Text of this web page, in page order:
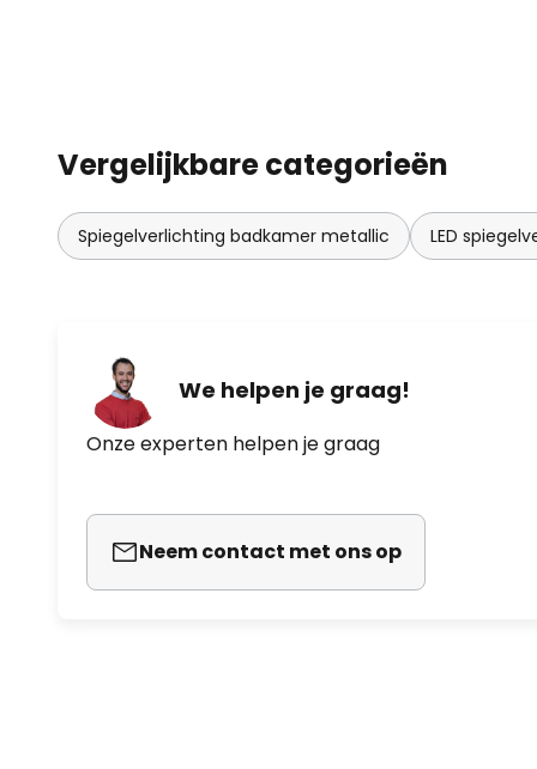
Vergelijkbare categorieën
Spiegelverlichting badkamer metallic LED
We helpen je graag!
Onze experten helpen je graag
Neem contact met ons op